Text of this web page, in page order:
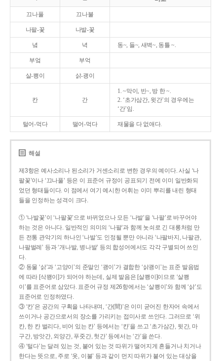
끄나풀 끄나불
나팔-꽃 나발-꽃
녘 녁 동~, 들~, 새벽~, 동틀 ~.
부엌 부억
살-쾡이 삵-괭이
칸 간
1. ~막이, 빈~, 방 한 ~.
2. ‘초가삼간, 윗간’의 경우에는
‘간’임.
털어-먹다 떨어-먹다 재물을 다 없애다.
해설
제3항은 예사소리나 된소리가 거센소리로 변한 경우의 예이다. 사실 ‘나
팔꽃’이나 ‘끄나풀’ 등은 이 표준어 규정이 공표되기 전에 이미 일반화되
었던 형태들이다. 이 점에서 여기 예시한 어휘는 이미 뿌리를 내린 형태
들을 인정하는 성격이 크다.
① ‘나발꽃’이 ‘나팔꽃’으로 바뀌었으나 모든 ‘나발’을 ‘나팔’로 바꾸어야
하는 것은 아니다. 일반적인 의미의 ‘나팔’과 함께 놋쇠로 긴 대롱처럼 만
든 전통 관악기의 하나인 ‘나발’도 인정될 뿐만 아니라 ‘나팔바지, 나팔관,
나팔벌레’ 등과 ‘개나발, 병나발’ 등의 합성어에서도 각각 구별되어 쓰인
다.
② 동물 ‘삵’과 ‘고양이’의 준말인 ‘괭이’가 결합한 ‘삵괭이’는 표준 발음법
에 따라 [삭꽹이]가 되어야 하는데, 실제 발음은 [살쾡이]이므로 ‘살쾡
이’를 표준어로 삼았다. 표준어 규정 제26항에서는 ‘살쾡이’와 함께 ‘삵’도
표준어로 인정하였다.
③ ‘칸’은 공간의 구획을 나타내며, ‘간(間)’은 이미 굳어진 한자어 속에서
쓰이거나 공간으로서의 장소를 가리키는 접미사로 쓰인다. 그러므로 ‘위
칸, 한 칸 벌리다, 비어 있는 칸’ 등에서는 ‘칸’을 쓰고 ‘초가삼간, 뒷간, 마
구간, 방앗간, 외양간, 푸줏간, 헛간’ 등에서는 ‘간’을 쓴다.
④ ‘털다’는 달려 있는 것, 붙어 있는 것 따위가 떨어지게 흔들거나 치거나
한다는 뜻으로, 주로 ‘옷, 이불’ 등과 같이 먼지 따위가 붙어 있는 대상을